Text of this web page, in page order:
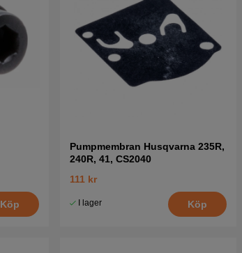
Köp
Pumpmembran Husqvarna 235R,
240R, 41, CS2040
111 kr
I lager Köp